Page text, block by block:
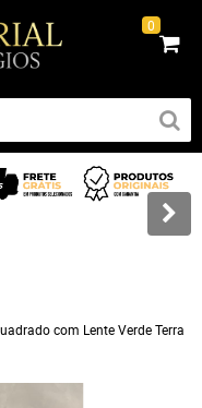
0
com Lente Verde Terra